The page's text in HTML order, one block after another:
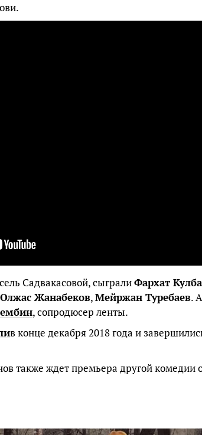
Садвакасовой, сыгралиФархат
Олжас Жанабеков,Мейржан Туребаев.
, сопродюсер ленты.
в конце декабря 2018 года и
также ждет премьера другой комедии